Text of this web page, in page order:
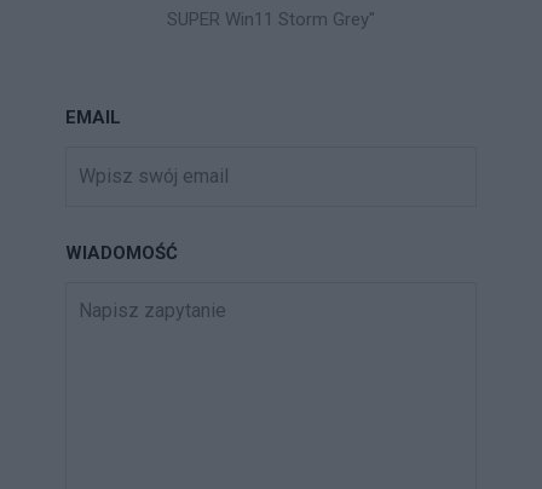
SUPER Win11 Storm Grey"
EMAIL
WIADOMOŚĆ